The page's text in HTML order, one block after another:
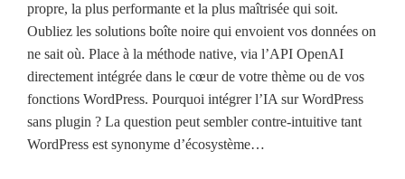
propre, la plus performante et la plus maîtrisée qui soit.
Oubliez les solutions boîte noire qui envoient vos données on
ne sait où. Place à la méthode native, via l’API OpenAI
directement intégrée dans le cœur de votre thème ou de vos
fonctions WordPress. Pourquoi intégrer l’IA sur WordPress
sans plugin ? La question peut sembler contre-intuitive tant
WordPress est synonyme d’écosystème…